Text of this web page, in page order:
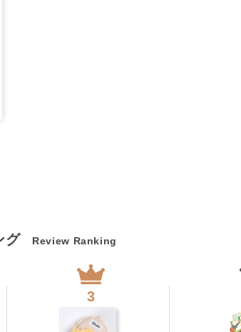
グ Review Ranking